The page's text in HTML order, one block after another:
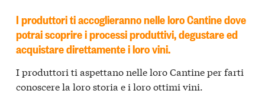
I produttori ti accoglieranno nelle loro Cantine dove
potrai scoprire i processi produttivi, degustare ed
acquistare direttamente i loro vini.
I produttori ti aspettano nelle loro Cantine per farti
conoscere la loro storia e i loro ottimi vini.